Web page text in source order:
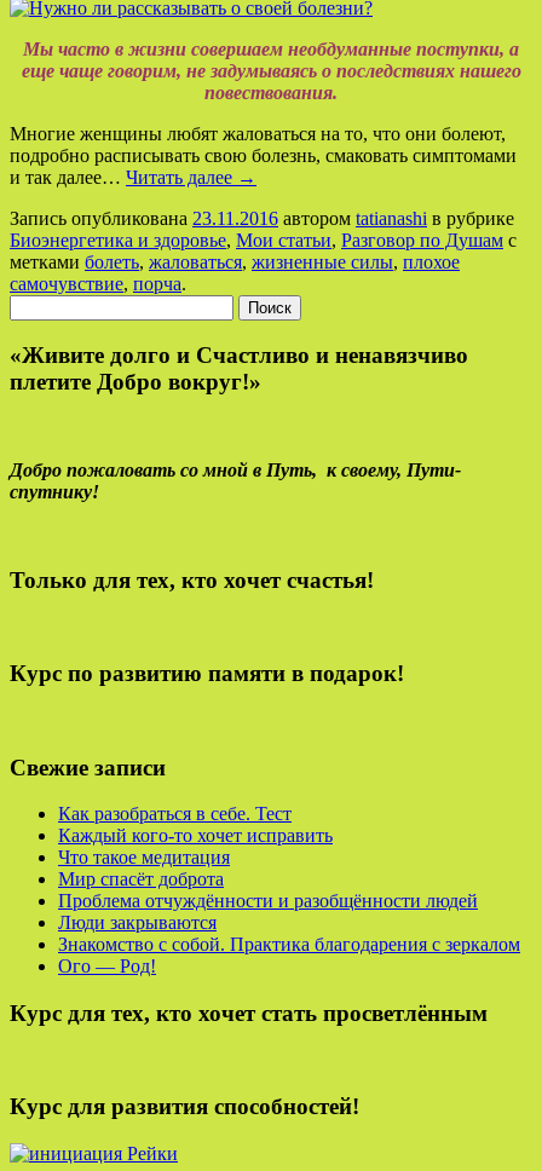
Мы часто в жизни совершаем необдуманные поступки, а
еще чаще говорим, не задумываясь о последствиях нашего
повествования.
Многие женщины любят жаловаться на то, что они болеют,
подробно расписывать свою болезнь, смаковать симптомами
и так далее… Читать далее →
Запись опубликована 23.11.2016 автором tatianashi в рубрике
Биоэнергетика и здоровье, Мои статьи, Разговор по Душам с
метками болеть, жаловаться, жизненные силы, плохое
самочувствие, порча.
«Живите долго и Счастливо и ненавязчиво
плетите Добро вокруг!»
Добро пожаловать со мной в Путь, к своему, Пути-
спутнику!
Только для тех, кто хочет счастья!
Курс по развитию памяти в подарок!
Свежие записи
Как разобраться в себе. Тест
Каждый кого-то хочет исправить
Что такое медитация
Мир спасёт доброта
Проблема отчуждённости и разобщённости людей
Люди закрываются
Знакомство с собой. Практика благодарения с зеркалом
Ого — Род!
Курс для тех, кто хочет стать просветлённым
Курс для развития способностей!